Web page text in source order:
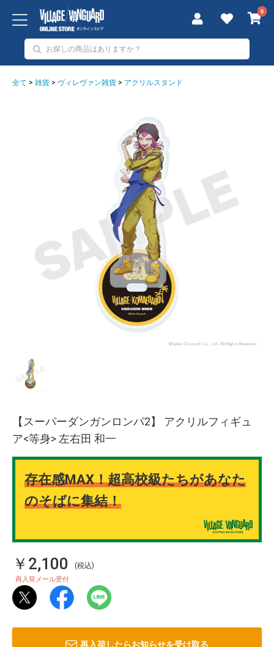
0
全て > 雑貨 > ヴィレヴァン雑貨 > アクリルスタンド
【スーパーダンガンロンパ2】 アクリルフィギュ
ア<等身> 左右田 和一
存在感MAX！超高校級たちがあなた
のそばに集結！
￥2,100 (税込)
再入荷メール受付
再入荷したらお知らせを受け取る